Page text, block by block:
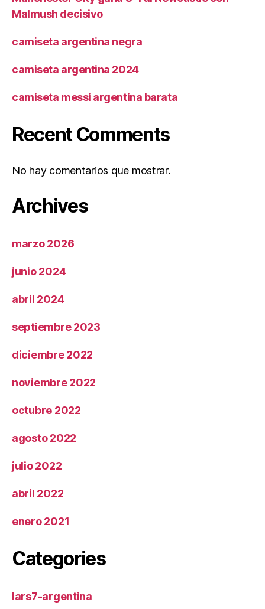
Malmush decisivo
camiseta argentina negra
camiseta argentina 2024
camiseta messi argentina barata
Recent Comments
No hay comentarios que mostrar.
Archives
marzo 2026
junio 2024
abril 2024
septiembre 2023
diciembre 2022
noviembre 2022
octubre 2022
agosto 2022
julio 2022
abril 2022
enero 2021
Categories
lars7-argentina